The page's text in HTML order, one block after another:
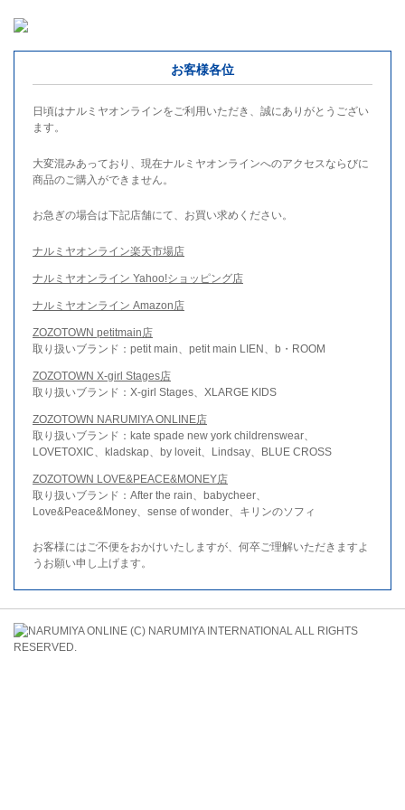
お客様各位
日頃はナルミヤオンラインをご利用いただき、誠にありがとうござい
ます。
大変混みあっており、現在ナルミヤオンラインへのアクセスならびに
商品のご購入ができません。
お急ぎの場合は下記店舗にて、お買い求めください。
ナルミヤオンライン楽天市場店
ナルミヤオンライン Yahoo!ショッピング店
ナルミヤオンライン Amazon店
ZOZOTOWN petitmain店
取り扱いブランド：petit main、petit main LIEN、b・ROOM
ZOZOTOWN X-girl Stages店
取り扱いブランド：X-girl Stages、XLARGE KIDS
ZOZOTOWN NARUMIYA ONLINE店
取り扱いブランド：kate spade new york childrenswear、
LOVETOXIC、kladskap、by loveit、Lindsay、BLUE CROSS
ZOZOTOWN LOVE&PEACE&MONEY店
取り扱いブランド：After the rain、babycheer、
Love&Peace&Money、sense of wonder、キリンのソフィ
お客様にはご不便をおかけいたしますが、何卒ご理解いただきますよ
うお願い申し上げます。